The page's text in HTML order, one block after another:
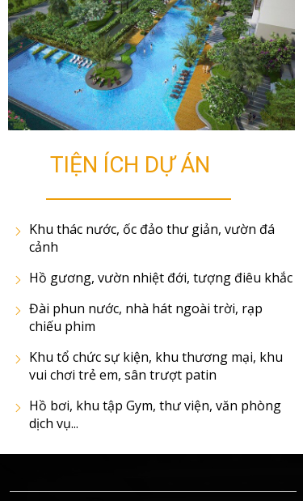
TIỆN ÍCH DỰ ÁN
Khu thác nước, ốc đảo thư giản, vườn đá
cảnh
Hồ gương, vườn nhiệt đới, tượng điêu khắc
Đài phun nước, nhà hát ngoài trời, rạp
chiếu phim
Khu tổ chức sự kiện, khu thương mại, khu
vui chơi trẻ em, sân trượt patin
Hồ bơi, khu tập Gym, thư viện, văn phòng
dịch vụ...